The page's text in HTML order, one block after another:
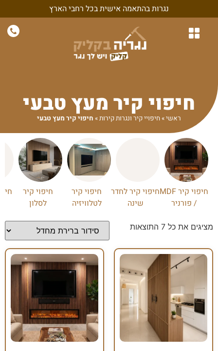
נגרות בהתאמה אישית בכל רחבי הארץ
חיפוי קיר מעץ טבעי
ראשי»חיפויי קיר ונגרות קירות» חיפוי קיר מעץ טבעי
חיפוי קיר MDF
/ פורניר
חיפוי קיר לחדר
שינה
חיפוי קיר
לטלוויזיה
חיפוי קיר
לסלון
מציגים את כל ⁦7⁩ התוצאות